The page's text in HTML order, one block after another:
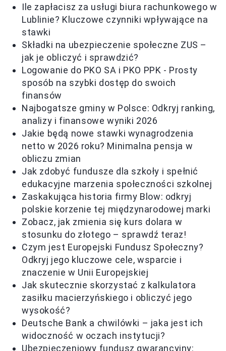
Ile zapłacisz za usługi biura rachunkowego w
Lublinie? Kluczowe czynniki wpływające na
stawki
Składki na ubezpieczenie społeczne ZUS –
jak je obliczyć i sprawdzić?
Logowanie do PKO SA i PKO PPK - Prosty
sposób na szybki dostęp do swoich
finansów
Najbogatsze gminy w Polsce: Odkryj ranking,
analizy i finansowe wyniki 2026
Jakie będą nowe stawki wynagrodzenia
netto w 2026 roku? Minimalna pensja w
obliczu zmian
Jak zdobyć fundusze dla szkoły i spełnić
edukacyjne marzenia społeczności szkolnej
Zaskakująca historia firmy Blow: odkryj
polskie korzenie tej międzynarodowej marki
Zobacz, jak zmienia się kurs dolara w
stosunku do złotego – sprawdź teraz!
Czym jest Europejski Fundusz Społeczny?
Odkryj jego kluczowe cele, wsparcie i
znaczenie w Unii Europejskiej
Jak skutecznie skorzystać z kalkulatora
zasiłku macierzyńskiego i obliczyć jego
wysokość?
Deutsche Bank a chwilówki – jaka jest ich
widoczność w oczach instytucji?
Ubezpieczeniowy fundusz gwarancyjny: